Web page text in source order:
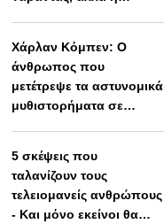
Χάρλαν Κόμπεν: Ο
άνθρωπος που
μετέτρεψε τα αστυνομικά
μυθιστορήματα σε
5 σκέψεις που
ταλανίζουν τους
τελειομανείς ανθρώπους
- Και μόνο εκείνοι θα